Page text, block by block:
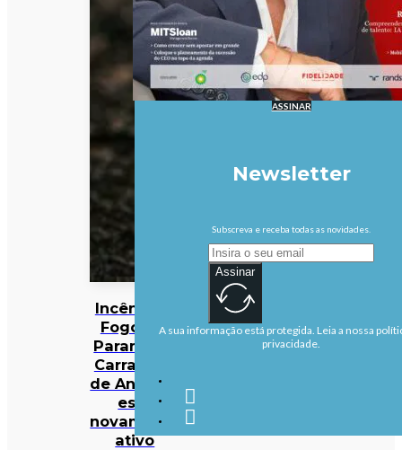
Incêndios:
Fogo em
Parambos,
Carrazeda
de Ansiães,
está
novamente
ativo
ASSINAR
Newsletter
Subscreva e receba todas as novidades.
Assinar
A sua informação está protegida. Leia a nossa
privacidade.